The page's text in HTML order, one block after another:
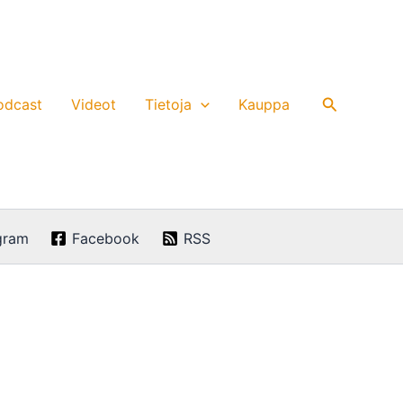
Videot Tietoja Kauppa Hae
Facebook RSS